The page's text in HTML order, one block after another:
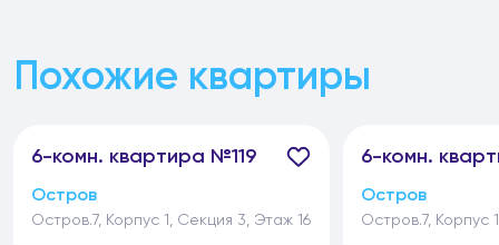
Похожие квартиры
6-комн. квартира №119
Остров
Остров.7, Корпус 1, Секция 3, Этаж 16
6-комн.
Остров
Остров.7, Корпус